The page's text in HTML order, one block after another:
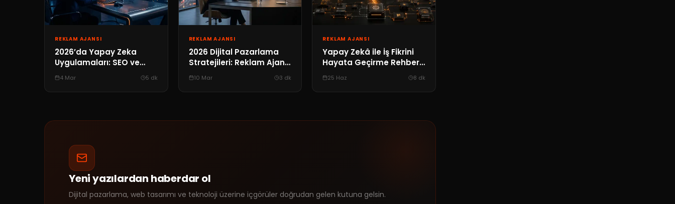
REKLAM AJANSI
2026’da Yapay Zeka
Uygulamaları: SEO ve
Dijital Pazarlamada Yeni
Kurallar
4 Mar 5 dk
REKLAM AJANSI
2026 Dijital Pazarlama
Stratejileri: Reklam Ajansı
Seçiminde Otorite
Rehberi
10 Mar 3 dk
REKLAM AJANSI
Yapay Zekâ ile İş Fikrini
Hayata Geçirme Rehberi:
AI Video, Web
Uygulaması ve
Otomasyon
25 Haz 8 dk
Yeni yazılardan haberdar ol
Dijital pazarlama, web tasarımı ve teknoloji üzerine içgörüler doğrudan gelen kutuna gelsin.